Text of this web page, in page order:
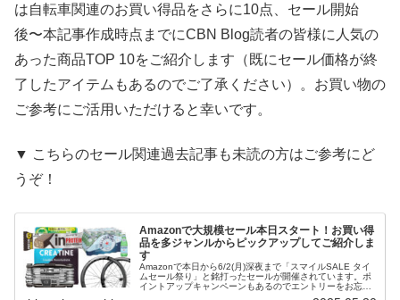
は自転車関連のお買い得品をさらに10点、セール開始
後〜本記事作成時点までにCBN Blog読者の皆様に人気の
あった商品TOP 10をご紹介します（既にセール価格が終
了したアイテムもあるのでご了承ください）。お買い物の
ご参考にご活用いただけると幸いです。
▼ こちらのセール関連過去記事も未読の方はご参考にど
うぞ！
Amazonで大規模セール本日スタート！お買い得
品を多ジャンルからピックアップしてご紹介しま
す
Amazonで本日から6/2(月)深夜まで「スマイルSALE タイ
ムセール祭り」と銘打ったセールが開催されています。ポ
イントアップキャンペーンもあるのでエントリーをお忘れ